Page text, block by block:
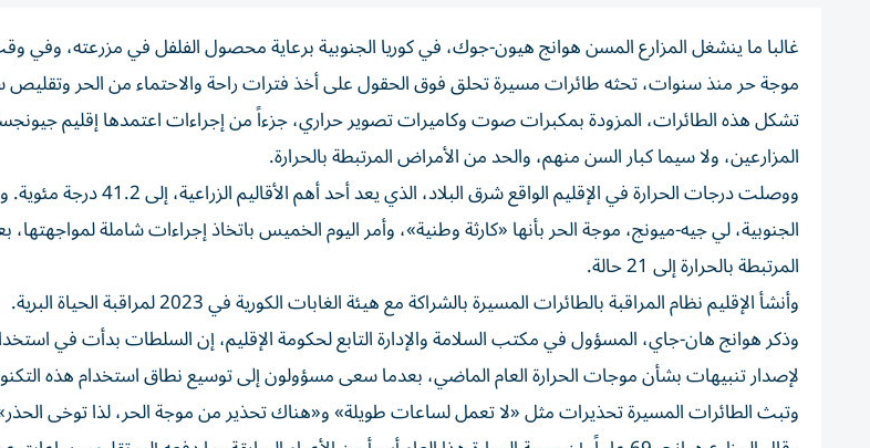
غالبا ما ينشغل المزارع المسن هوانج هيون-جوك، في كوريا الجنوبية برعاية محصول الفلفل ‌في مزرعته، وفي وقت
موجة ⁠حر منذ سنوات، تحثه طائرات مسيرة ‌تحلق فوق الحقول ‌على أخذ فترات راحة والاحتماء من الحر
تشكل هذه الطائرات، المزودة بمكبرات صوت وكاميرات ‌تصوير حراري، جزءاً من إجراءات اعتمدها إقليم
المزارعين، ولا سيما كبار السن منهم، والحد من الأمراض المرتبطة بالحرارة.
ووصلت درجات الحرارة في الإقليم الواقع شرق
الجنوبية، لي ​جيه-ميونج، موجة الحر بأنها «كارثة وطنية»، وأمر اليوم الخميس باتخاذ إجراءات شاملة لمواجهتها،
المرتبطة بالحرارة إلى 21 حالة.
وأنشأ الإقليم نظام المراقبة ⁠بالطائرات المسيرة بالشراكة مع هيئة الغابات الكورية في 2023 لمراقبة الحياة البرية.
وذكر هوانج هان-جاي، المسؤول في مكتب ​السلامة ‌والإدارة التابع لحكومة الإقليم، إن السلطات بدأت في
لإصدار تنبيهات بشأن موجات الحرارة العام الماضي، بعدما سعى مسؤولون إلى توسيع نطاق استخدام هذه
وتبث الطائرات ‌المسيرة تحذيرات مثل «لا تعمل ⁠لساعات طويلة» و«هناك تحذير من موجة الحر، ‌لذا توخى